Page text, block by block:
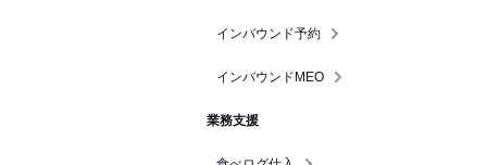
インバウンド予約
インバウンドMEO
業務支援